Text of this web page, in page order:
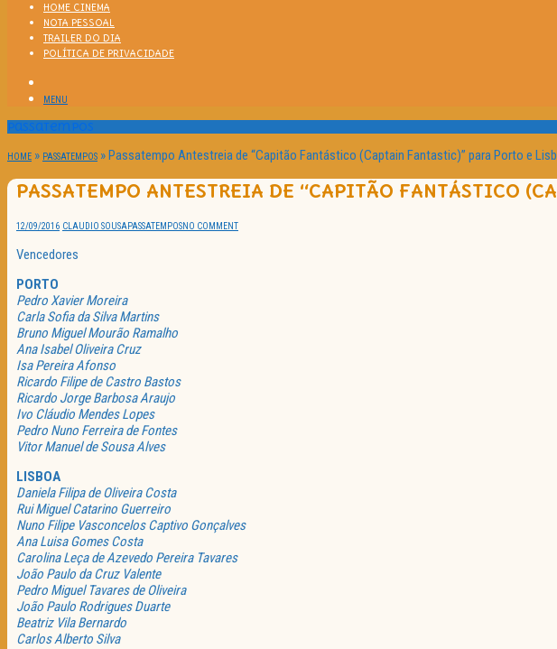
HOME CINEMA
NOTA PESSOAL
TRAILER DO DIA
POLÍTICA DE PRIVACIDADE
MENU
Passatempos
HOME » PASSATEMPOS »Passatempo Antestreia de “Capitão Fantástico (Captain Fantastic)” para Porto e
PASSATEMPO ANTESTREIA DE “CAPITÃO FANTÁSTICO
12/09/2016 CLAUDIO SOUSAPASSATEMPOSNO COMMENT
Vencedores
PORTO
Pedro Xavier Moreira
Carla Sofia da Silva Martins
Bruno Miguel Mourão Ramalho
Ana Isabel Oliveira Cruz
Isa Pereira Afonso
Ricardo Filipe de Castro Bastos
Ricardo Jorge Barbosa Araujo
Ivo Cláudio Mendes Lopes
Pedro Nuno Ferreira de Fontes
Vitor Manuel de Sousa Alves
LISBOA
Daniela Filipa de Oliveira Costa
Rui Miguel Catarino Guerreiro
Nuno Filipe Vasconcelos Captivo Gonçalves
Ana Luisa Gomes Costa
Carolina Leça de Azevedo Pereira Tavares
João Paulo da Cruz Valente
Pedro Miguel Tavares de Oliveira
João Paulo Rodrigues Duarte
Beatriz Vila Bernardo
Carlos Alberto Silva